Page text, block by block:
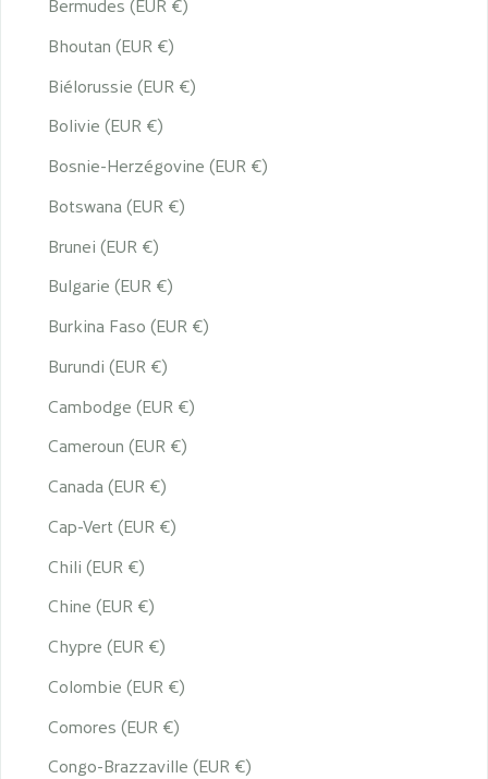
Bermudes (EUR €)
Bhoutan (EUR €)
Biélorussie (EUR €)
Bolivie (EUR €)
Bosnie-Herzégovine (EUR €)
Botswana (EUR €)
Brunei (EUR €)
Bulgarie (EUR €)
Burkina Faso (EUR €)
Burundi (EUR €)
Cambodge (EUR €)
Cameroun (EUR €)
Canada (EUR €)
Cap-Vert (EUR €)
Chili (EUR €)
Chine (EUR €)
Chypre (EUR €)
Colombie (EUR €)
Comores (EUR €)
Congo-Brazzaville (EUR €)